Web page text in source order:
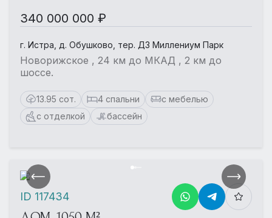
340 000 000 ₽
г. Истра, д. Обушково, тер. ДЗ Миллениум Парк
Новорижское , 24 км до МКАД , 2 км до
шоссе.
13.95 сот. 4 спальни
с мебелью
с отделкой
бассейн
ID 117434